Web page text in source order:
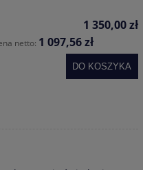
1 350,00 zł
netto: 1 097,56 zł
DO KOSZYKA